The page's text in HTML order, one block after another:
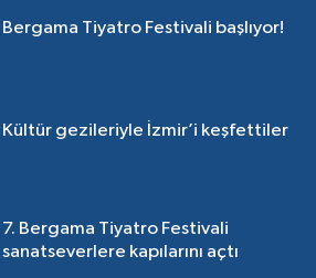
Bergama Tiyatro Festivali başlıyor!
Kültür gezileriyle İzmir’i keşfettiler
7. Bergama Tiyatro Festivali
sanatseverlere kapılarını açtı